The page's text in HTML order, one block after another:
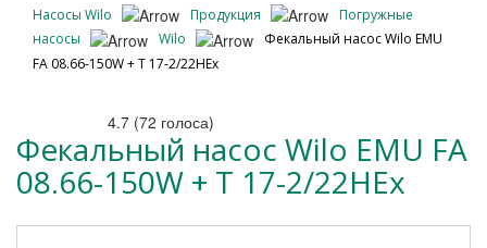
Насосы Wilo Продукция
Погружные
насосы
Wilo
Фекальный насос Wilo EMU
FA 08.66-150W + T 17-2/22HEx
4.7 (72 голоса)
Фекальный насос Wilo EMU FA
08.66-150W + T 17-2/22HEx